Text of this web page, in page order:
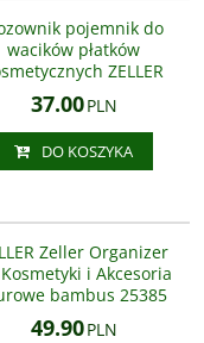
pojemnik do
wacików płatków
ZELLER
37.00PLN
DO KOSZYKA
Zeller Organizer
i Akcesoria
bambus 25385
49.90PLN